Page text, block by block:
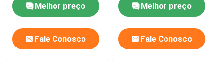
Melhor preço
Fale Conosco
Melhor preço
Fale Conosco